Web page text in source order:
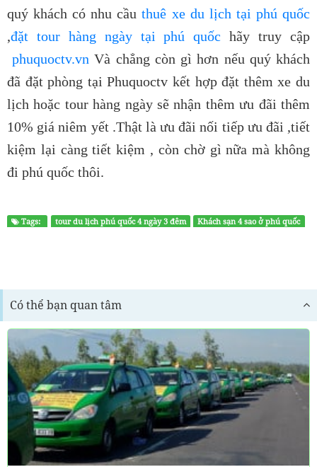
quý khách có nhu cầuthuê xe du lịch tại phú quốc
,đặt tour hàng ngày tại phú quốchãy truy cập
phuquoctv.vn Và chẳng còn gì hơn nếu quý khách
đã đặt phòng tại Phuquoctv kết hợp đặt thêm xe du
lịch hoặc tour hàng ngày sẽ nhận thêm ưu đãi thêm
10% giá niêm yết .Thật là ưu đãi nối tiếp ưu đãi ,tiết
kiệm lại càng tiết kiệm , còn chờ gì nữa mà không
đi phú quốc thôi.
Tags: tour du lịch phú quốc 4 ngày 3 đêm Khách sạn 4 sao ở phú quốc
Có thể bạn quan tâm